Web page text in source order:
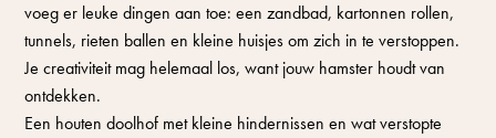
voeg er leuke dingen aan toe: een zandbad, kartonnen rollen,
tunnels, rieten ballen en kleine huisjes om zich in te verstoppen.
Je creativiteit mag helemaal los, want jouw hamster houdt van
ontdekken.
Een houten doolhof met kleine hindernissen en wat verstopte